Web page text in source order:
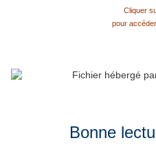
Cliquer
pour accéder
Bonne